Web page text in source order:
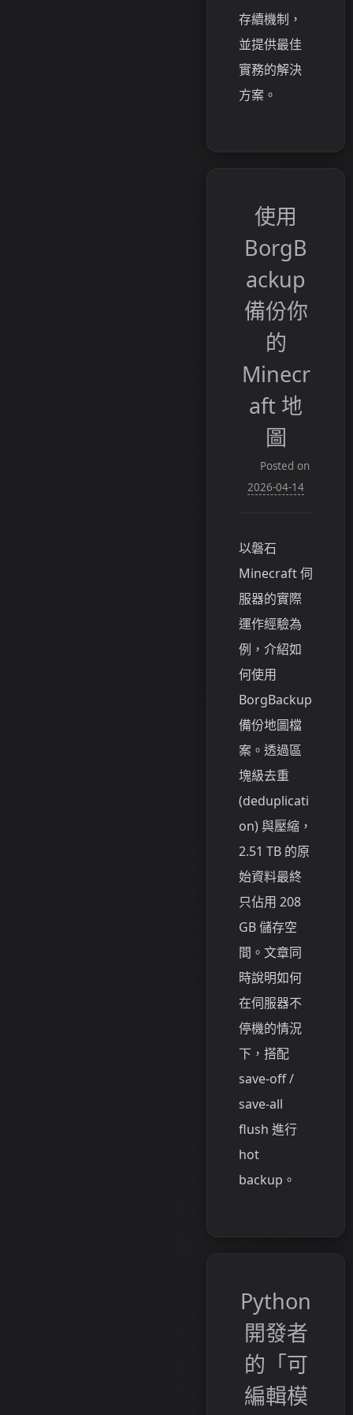
存續機制，
並提供最佳
實務的解決
方案。
使用
BorgB
ackup
備份你
的
Minecr
aft 地
圖
Posted on
2026-04-14
以磐石
Minecraft 伺
服器的實際
運作經驗為
例，介紹如
何使用
BorgBackup
備份地圖檔
案。透過區
塊級去重
(deduplicati
on) 與壓縮，
2.51 TB 的原
始資料最終
只佔用 208
GB 儲存空
間。文章同
時說明如何
在伺服器不
停機的情況
下，搭配
save-off /
save-all
flush 進行
hot
backup。
Python
開發者
的「可
編輯模